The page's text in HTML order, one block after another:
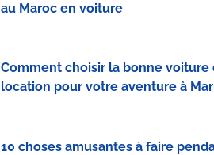
au Maroc en voiture
Comment choisir la bonne voiture
location pour votre aventure à
10 choses amusantes à faire